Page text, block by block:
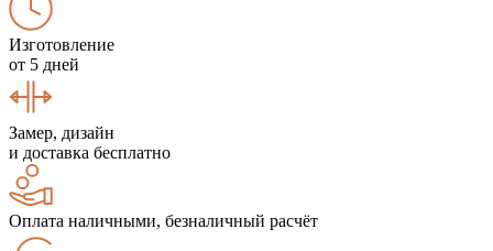
Изготовление
от 5 дней
Замер, дизайн
и доставка бесплатно
Оплата наличными, безналичный расчёт